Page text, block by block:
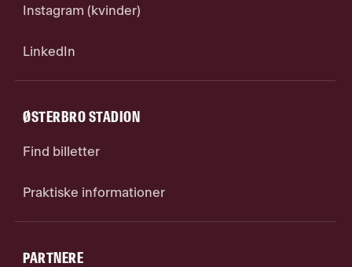
Instagram (kvinder)
LinkedIn
ØSTERBRO STADION
Find billetter
Praktiske informationer
PARTNERE